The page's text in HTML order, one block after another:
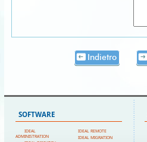
Indietro
SOFTWARE
IDEAL
ADMINISTRATION
IDEAL REMOTE
IDEAL MIGRATION